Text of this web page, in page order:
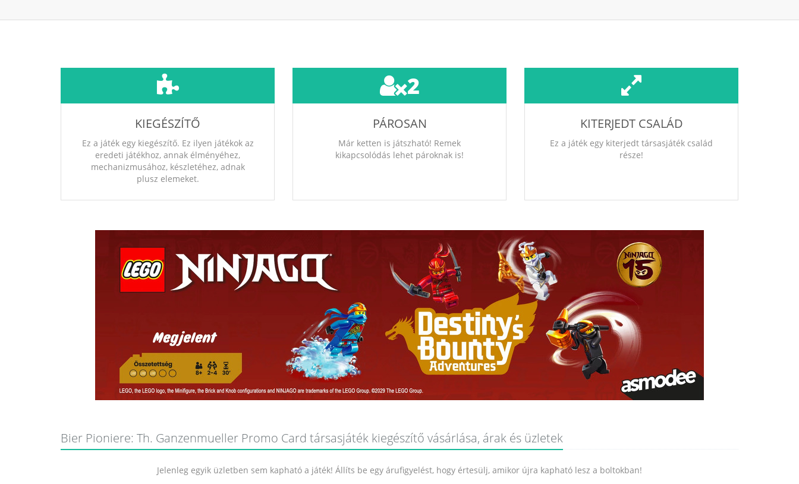
KIEGÉSZÍTŐ
Ez a játék egy kiegészítő. Ez ilyen játékok az
eredeti játékhoz, annak élményéhez,
mechanizmusához, készletéhez, adnak
plusz elemeket.
2
PÁROSAN
Már ketten is játszható! Remek
kikapcsolódás lehet pároknak is!
KITERJEDT CSALÁD
Ez a játék egy kiterjedt társasjáték család
része!
Bier Pioniere: Th. Ganzenmueller Promo Card társasjáték kiegészítő vásárlása, árak és üzletek
Jelenleg egyik üzletben sem kapható a játék! Állíts be egy árufigyelést, hogy értesülj, amikor újra kapható lesz a boltokban!